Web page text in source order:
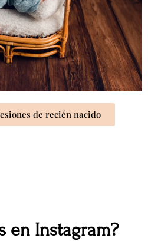
de recién nacido
en Instagram?